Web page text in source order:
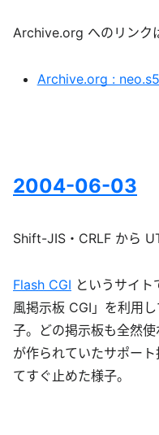
Archive.org へのリンク
Archive.org :
2004-06-03
Shift-JIS・CRLF から
Flash CGI というサイ
風掲示板 CGI」を利用
子。どの掲示板も全然
が作られていたサポー
てすぐ止めた様子。